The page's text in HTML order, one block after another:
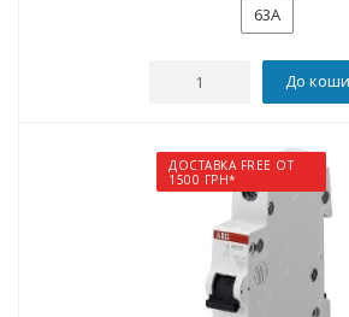
63А
До
ДОСТАВКА FREE ОТ
1500 ГРН*